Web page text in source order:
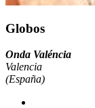
Globos
Onda Valéncia
Valencia
(España)